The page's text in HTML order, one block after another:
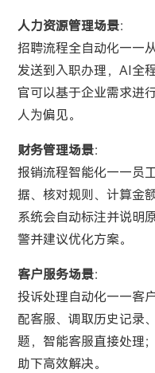
人力资源管理场景：
招聘流程全自动化——
发送到入职办理，AI全
官可以基于企业需求进
人为偏见。
财务管理场景：
报销流程智能化——员
据、核对规则、计算金
系统会自动标注并说明
警并建议优化方案。
客户服务场景：
投诉处理自动化——客
配客服、调取历史记录
题，智能客服直接处理
助下高效解决。